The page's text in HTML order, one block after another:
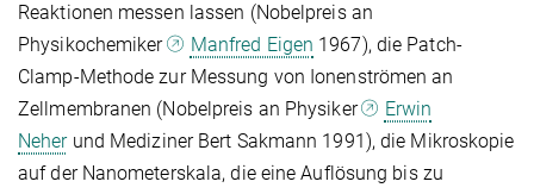
Reaktionen messen lassen (Nobelpreis an
Physikochemiker
Manfred Eigen 1967), die Patch-
Clamp-Methode zur Messung von Ionenströmen an
Zellmembranen (Nobelpreis an Physiker
Erwin
Neherund Mediziner Bert Sakmann 1991), die Mikroskopie
auf der Nanometerskala, die eine Auflösung bis zu